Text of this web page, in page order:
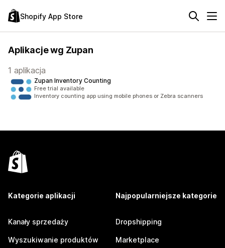
Shopify App Store
Aplikacje wg Zupan
1 aplikacja
Zupan Inventory Counting
Free trial available
Inventory counting app using mobile phones or Zebra scanners
Kategorie aplikacji
Kanały sprzedaży
Wyszukiwanie produktów
Najpopularniejsze kategorie
Dropshipping
Marketplace